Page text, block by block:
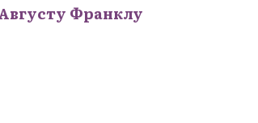
Франклу